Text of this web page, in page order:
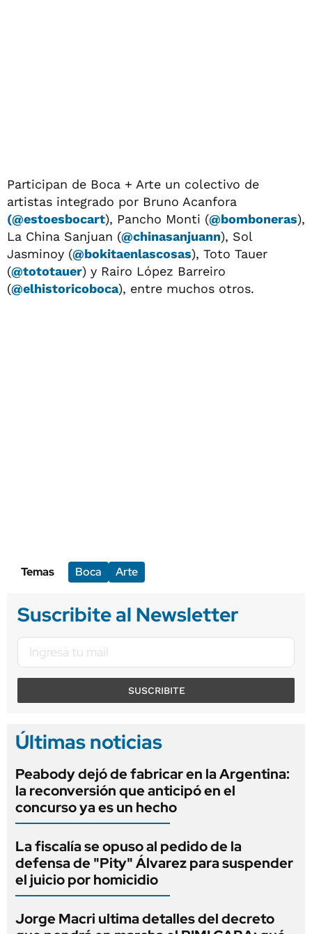
Participan de Boca + Arte un colectivo de
artistas integrado por Bruno Acanfora
(@estoesbocart), Pancho Monti (@bomboneras),
La China Sanjuan (@chinasanjuann), Sol
Jasminoy (@bokitaenlascosas), Toto Tauer
(@tototauer) y Rairo López Barreiro
(@elhistoricoboca), entre muchos otros.
Temas Boca Arte
Suscribite al Newsletter
SUSCRIBITE
Últimas noticias
Peabody dejó de fabricar en la Argentina:
la reconversión que anticipó en el
concurso ya es un hecho
La fiscalía se opuso al pedido de la
defensa de "Pity" Álvarez para suspender
el juicio por homicidio
Jorge Macri ultima detalles del decreto